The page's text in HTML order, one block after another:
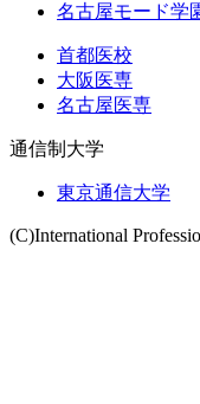
名古屋モード学
首都医校
大阪医専
名古屋医専
通信制大学
東京通信大学
(C)International